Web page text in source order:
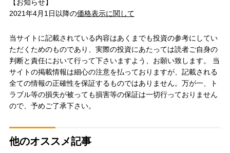
【お知らせ】
2021年4月1日以降の価格表示に関して
当サイトに記載されている内容はあくまでも投資の参考にしてい
ただくためのものであり、実際の投資にあたっては読者ご自身の
判断と責任において行って下さいますよう、お願い致します。 当
サイトの掲載情報は細心の注意を払っておりますが、記載される
全ての情報の正確性を保証するものではありません。万が一、ト
ラブル等の損失が被っても損害等の保証は一切行っておりません
ので、予めご了承下さい。
他のオススメ記事